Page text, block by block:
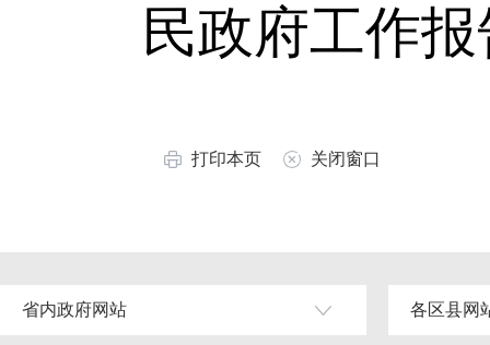
民政府工作
打印本页 关闭窗口
省内政府网站 各区县网